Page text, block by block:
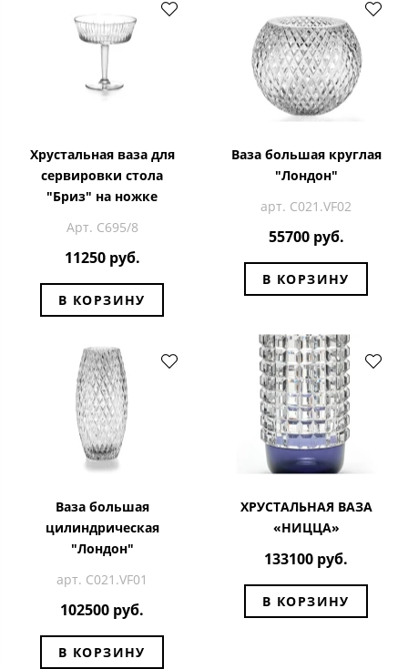
Хрустальная ваза для
сервировки стола
"Бриз" на ножке
Арт. С695/8
11250 руб.
В КОРЗИНУ
Ваза большая круглая
"Лондон"
арт. C021.VF02
55700 руб.
В КОРЗИНУ
Ваза большая
цилиндрическая
"Лондон"
арт. C021.VF01
102500 руб.
В КОРЗИНУ
ХРУСТАЛЬНАЯ ВАЗА
«НИЦЦА»
133100 руб.
В КОРЗИНУ